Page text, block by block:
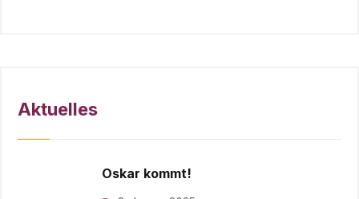
Aktuelles
Oskar kommt!